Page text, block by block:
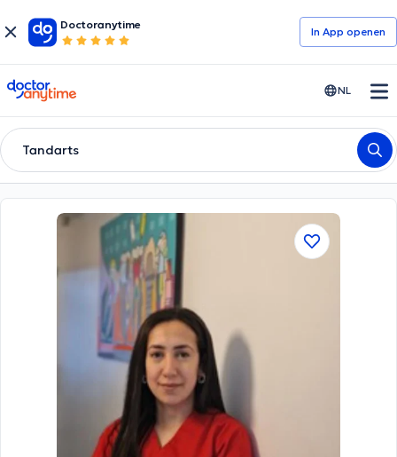
Doctoranytime
In App openen
doctoranytime NL
Tandarts